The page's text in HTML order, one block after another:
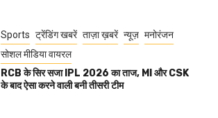
Sports ट्रेंडिंग खबरें ताज़ा ख़बरें न्यूज़ मनोरंजन
सोशल मीडिया वायरल
RCB के सिर सजा IPL 2026 का ताज, MI और CSK
के बाद ऐसा करने वाली बनी तीसरी टीम